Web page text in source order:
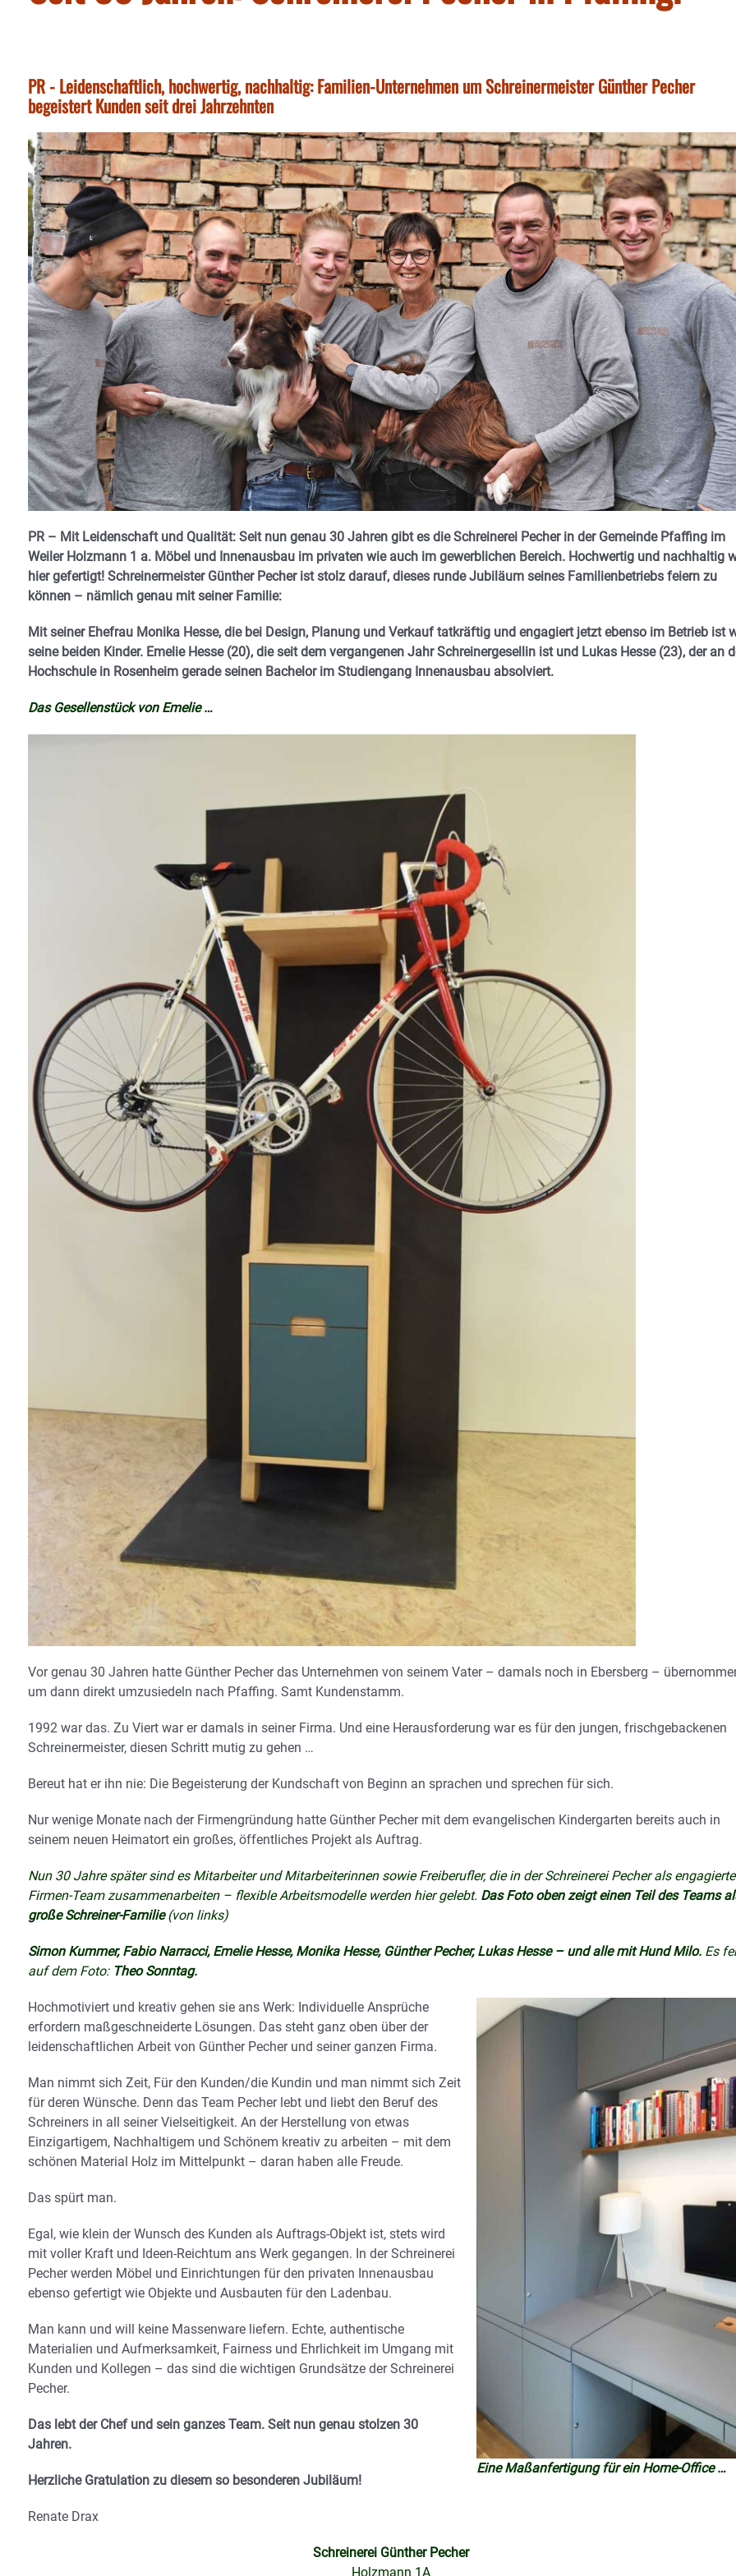
PR - Leidenschaftlich, hochwertig, nachhaltig: Familien-Unternehmen um Schreinermeister Günther Pecher
begeistert Kunden seit drei Jahrzehnten
PR – Mit Leidenschaft und Qualität: Seit nun genau 30 Jahren gibt es die Schreinerei Pecher in der Gemeinde Pfaffing im
Weiler Holzmann 1 a. Möbel und Innenausbau im privaten wie auch im gewerblichen Bereich. Hochwertig und nachhaltig
hier gefertigt! Schreinermeister Günther Pecher ist stolz darauf, dieses runde Jubiläum seines Familienbetriebs feiern zu
können – nämlich genau mit seiner Familie:
Mit seiner Ehefrau Monika Hesse, die bei Design, Planung und Verkauf tatkräftig und engagiert jetzt ebenso im Betrieb ist
seine beiden Kinder. Emelie Hesse (20), die seit dem vergangenen Jahr Schreinergesellin ist und Lukas Hesse (23), der an
Hochschule in Rosenheim gerade seinen Bachelor im Studiengang Innenausbau absolviert.
Das Gesellenstück von Emelie …
Vor genau 30 Jahren hatte Günther Pecher das Unternehmen von seinem Vater – damals noch in Ebersberg –
um dann direkt umzusiedeln nach Pfaffing. Samt Kundenstamm.
1992 war das. Zu Viert war er damals in seiner Firma. Und eine Herausforderung war es für den jungen, frischgebackenen
Schreinermeister, diesen Schritt mutig zu gehen …
Bereut hat er ihn nie: Die Begeisterung der Kundschaft von Beginn an sprachen und sprechen für sich.
Nur wenige Monate nach der Firmengründung hatte Günther Pecher mit dem evangelischen Kindergarten bereits auch in
seinem neuen Heimatort ein großes, öffentliches Projekt als Auftrag.
Nun 30 Jahre später sind es Mitarbeiter und Mitarbeiterinnen sowie Freiberufler, die in der Schreinerei Pecher als
Firmen-Team zusammenarbeiten – flexible Arbeitsmodelle werden hier gelebt. Das Foto oben zeigt einen Teil des Teams
große Schreiner-Familie(von links)
Simon Kummer, Fabio Narracci, Emelie Hesse, Monika Hesse, Günther Pecher, Lukas Hesse – und alle mit Hund Milo. Es
auf dem Foto: Theo Sonntag.
Eine Maßanfertigung für ein Home-Office …
Hochmotiviert und kreativ gehen sie ans Werk: Individuelle Ansprüche
erfordern maßgeschneiderte Lösungen. Das steht ganz oben über der
leidenschaftlichen Arbeit von Günther Pecher und seiner ganzen Firma.
Man nimmt sich Zeit, Für den Kunden/die Kundin und man nimmt sich Zeit
für deren Wünsche. Denn das Team Pecher lebt und liebt den Beruf des
Schreiners in all seiner Vielseitigkeit. An der Herstellung von etwas
Einzigartigem, Nachhaltigem und Schönem kreativ zu arbeiten – mit dem
schönen Material Holz im Mittelpunkt – daran haben alle Freude.
Das spürt man.
Egal, wie klein der Wunsch des Kunden als Auftrags-Objekt ist, stets wird
mit voller Kraft und Ideen-Reichtum ans Werk gegangen. In der Schreinerei
Pecher werden Möbel und Einrichtungen für den privaten Innenausbau
ebenso gefertigt wie Objekte und Ausbauten für den Ladenbau.
Man kann und will keine Massenware liefern. Echte, authentische
Materialien und Aufmerksamkeit, Fairness und Ehrlichkeit im Umgang mit
Kunden und Kollegen – das sind die wichtigen Grundsätze der Schreinerei
Pecher.
Das lebt der Chef und sein ganzes Team. Seit nun genau stolzen 30
Jahren.
Herzliche Gratulation zu diesem so besonderen Jubiläum!
Renate Drax
Schreinerei Günther Pecher
Holzmann 1A